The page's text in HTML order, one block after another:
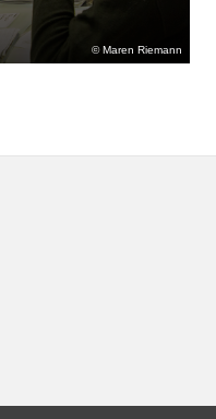
Maren Riemann